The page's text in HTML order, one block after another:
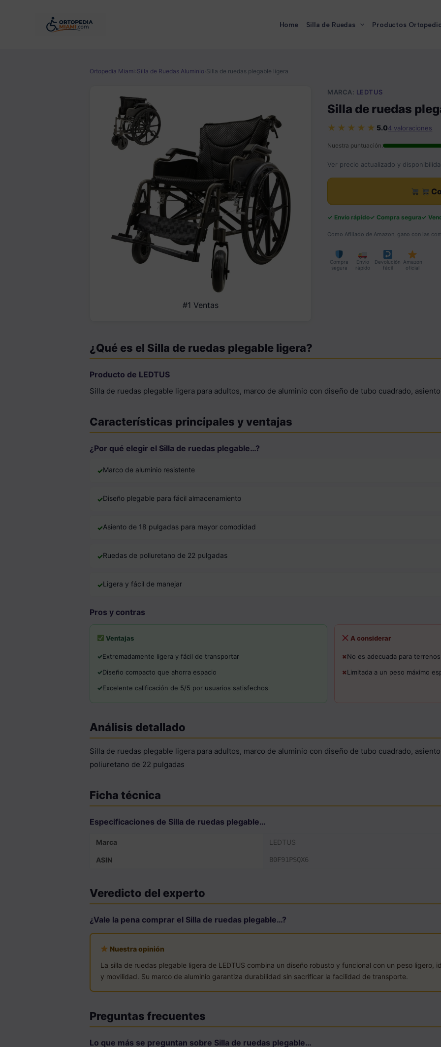
Home Silla de Ruedas Productos
Ortopedia Miami Silla de Ruedas Aluminio Silla de ruedas plegable ligera
#1 Ventas
MARCA: LEDTUS
Silla de ruedas
★★★★★ 5.04 valoraciones
Nuestra puntuación:
Ver precio actualizado y
Envío rápido Compra segura
Como Afiliado de Amazon, gano con las
Compra
segura
Envío
rápido
Devolución
fácil
Amazon
oficial
¿Qué es el Silla de ruedas plegable ligera?
Producto de LEDTUS
Silla de ruedas plegable ligera para adultos, marco de aluminio con diseño de tubo cuadrado,
Características principales y ventajas
¿Por qué elegir el Silla de ruedas plegable…?
Marco de aluminio resistente
Diseño plegable para fácil almacenamiento
Asiento de 18 pulgadas para mayor comodidad
Ruedas de poliuretano de 22 pulgadas
Ligera y fácil de manejar
Pros y contras
Ventajas
Extremadamente ligera y fácil de transportar
Diseño compacto que ahorra espacio
Excelente calificación de 5/5 por usuarios satisfechos
A considerar
No es adecuada para
Limitada a un peso máximo
Análisis detallado
Silla de ruedas plegable ligera para adultos, marco de aluminio con diseño de tubo cuadrado,
poliuretano de 22 pulgadas
Ficha técnica
Especificaciones de Silla de ruedas plegable…
Marca LEDTUS
ASIN B0F91PSQX6
Veredicto del experto
¿Vale la pena comprar el Silla de ruedas plegable…?
Nuestra opinión
La silla de ruedas plegable ligera de LEDTUS combina un diseño robusto y funcional con un peso ligero,
y movilidad. Su marco de aluminio garantiza durabilidad sin sacrificar la facilidad de transporte.
Preguntas frecuentes
Lo que más se preguntan sobre Silla de ruedas plegable…